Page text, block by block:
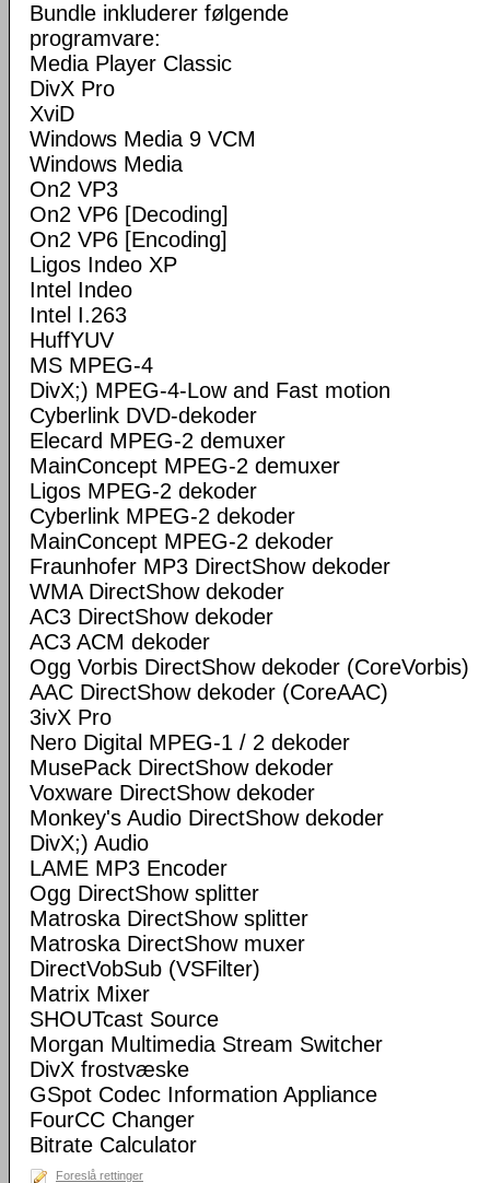
Bundle inkluderer følgende
programvare:
Media Player Classic
DivX Pro
XviD
Windows Media 9 VCM
Windows Media
On2 VP3
On2 VP6 [Decoding]
On2 VP6 [Encoding]
Ligos Indeo XP
Intel Indeo
Intel I.263
HuffYUV
MS MPEG-4
DivX;) MPEG-4-Low and Fast motion
Cyberlink DVD-dekoder
Elecard MPEG-2 demuxer
MainConcept MPEG-2 demuxer
Ligos MPEG-2 dekoder
Cyberlink MPEG-2 dekoder
MainConcept MPEG-2 dekoder
Fraunhofer MP3 DirectShow dekoder
WMA DirectShow dekoder
AC3 DirectShow dekoder
AC3 ACM dekoder
Ogg Vorbis DirectShow dekoder (CoreVorbis)
AAC DirectShow dekoder (CoreAAC)
3ivX Pro
Nero Digital MPEG-1 / 2 dekoder
MusePack DirectShow dekoder
Voxware DirectShow dekoder
Monkey's Audio DirectShow dekoder
DivX;) Audio
LAME MP3 Encoder
Ogg DirectShow splitter
Matroska DirectShow splitter
Matroska DirectShow muxer
DirectVobSub (VSFilter)
Matrix Mixer
SHOUTcast Source
Morgan Multimedia Stream Switcher
DivX frostvæske
GSpot Codec Information Appliance
FourCC Changer
Bitrate Calculator
Foreslå rettinger